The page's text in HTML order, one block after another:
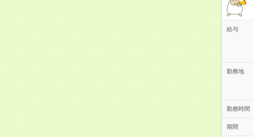
給与
勤務地
勤務時間
期間